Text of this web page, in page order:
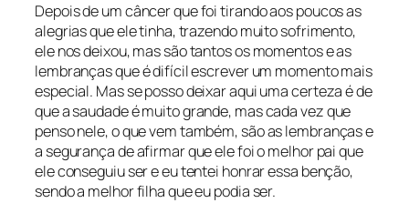
Depois de um câncer que foi tirando aos poucos as
alegrias que ele tinha, trazendo muito sofrimento,
ele nos deixou, mas são tantos os momentos e as
lembranças que é difícil escrever um momento mais
especial. Mas se posso deixar aqui uma certeza é de
que a saudade é muito grande, mas cada vez que
penso nele, o que vem também, são as lembranças e
a segurança de afirmar que ele foi o melhor pai que
ele conseguiu ser e eu tentei honrar essa benção,
sendo a melhor filha que eu podia ser.